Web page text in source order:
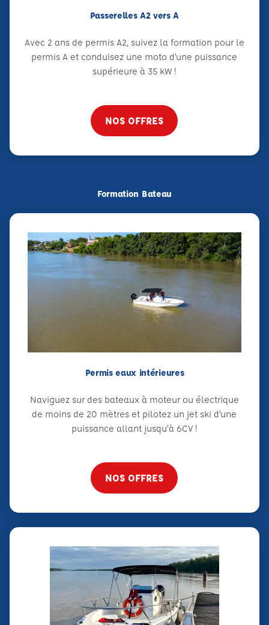
Passerelles A2 vers A
Avec 2 ans de permis A2, suivez la formation pour le
permis A et conduisez une moto d’une puissance
supérieure à 35 kW !
NOS OFFRES
Formation Bateau
Permis eaux intérieures
Naviguez sur des bateaux à moteur ou électrique
de moins de 20 mètres et pilotez un jet ski d’une
puissance allant jusqu’à 6CV !
NOS OFFRES